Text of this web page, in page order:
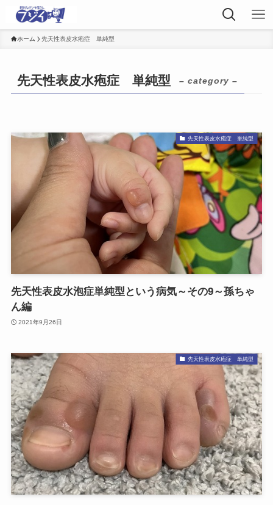
ホーム 先天性表皮水疱症 単純型
先天性表皮水疱症 単純型 – category –
先天性表皮水疱症 単純型
先天性表皮水泡症単純型という病気～その9～孫ちゃ
ん編
2021年9月26日
先天性表皮水疱症 単純型